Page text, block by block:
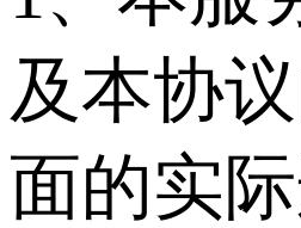
及本协
面的实